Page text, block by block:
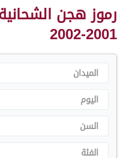
رموز هجن
2001-2002
الميدان
اليوم
السن
الفئة